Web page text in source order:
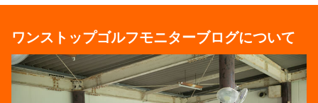
ワンストップゴルフモニターブログについて